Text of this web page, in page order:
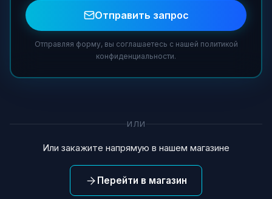
Отправить запрос
Отправляя форму, вы соглашаетесь с нашей политикой
конфиденциальности.
ИЛИ
Или закажите напрямую в нашем магазине
Перейти в магазин